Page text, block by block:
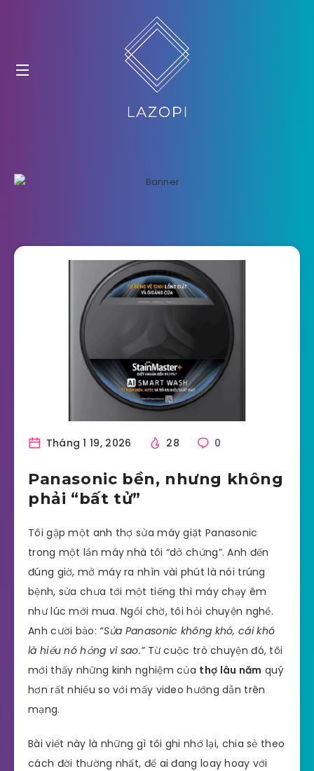
Tháng 1 19, 2026 28 0
Panasonic bền, nhưng không
phải “bất tử”
Tôi gặp một anh thợ sửa máy giặt Panasonic
trong một lần máy nhà tôi “dở chứng”. Anh đến
đúng giờ, mở máy ra nhìn vài phút là nói trúng
bệnh, sửa chưa tới một tiếng thì máy chạy êm
như lúc mới mua. Ngồi chờ, tôi hỏi chuyện nghề.
Anh cười bảo: “Sửa Panasonic không khó, cái khó
là hiểu nó hỏng vì sao.”Từ cuộc trò chuyện đó, tôi
mới thấy những kinh nghiệm của thợ lâu năm quý
hơn rất nhiều so với mấy video hướng dẫn trên
mạng.
Bài viết này là những gì tôi ghi nhớ lại, chia sẻ theo
cách đời thường nhất, để ai đang loay hoay với